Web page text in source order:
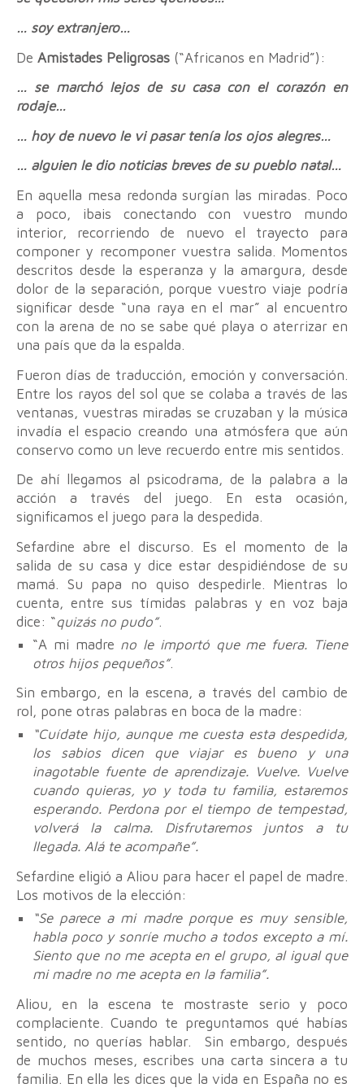
… soy extranjero…
De Amistades Peligrosas (“Africanos en Madrid”):
… se marchó lejos de su casa con el corazón en
rodaje…
… hoy de nuevo le vi pasar tenía los ojos alegres…
… alguien le dio noticias breves de su pueblo natal…
En aquella mesa redonda surgían las miradas. Poco
a poco, ibais conectando con vuestro mundo
interior, recorriendo de nuevo el trayecto para
componer y recomponer vuestra salida. Momentos
descritos desde la esperanza y la amargura, desde
dolor de la separación, porque vuestro viaje podría
significar desde “una raya en el mar” al encuentro
con la arena de no se sabe qué playa o aterrizar en
una país que da la espalda.
Fueron días de traducción, emoción y conversación.
Entre los rayos del sol que se colaba a través de las
ventanas, vuestras miradas se cruzaban y la música
invadía el espacio creando una atmósfera que aún
conservo como un leve recuerdo entre mis sentidos.
De ahí llegamos al psicodrama, de la palabra a la
acción a través del juego. En esta ocasión,
significamos el juego para la despedida.
Sefardine abre el discurso. Es el momento de la
salida de su casa y dice estar despidiéndose de su
mamá. Su papa no quiso despedirle. Mientras lo
cuenta, entre sus tímidas palabras y en voz baja
dice: “quizás no pudo”.
“A mi madre no le importó que me fuera. Tiene
otros hijos pequeños”.
Sin embargo, en la escena, a través del cambio de
rol, pone otras palabras en boca de la madre:
“Cuídate hijo, aunque me cuesta esta despedida,
los sabios dicen que viajar es bueno y una
inagotable fuente de aprendizaje. Vuelve. Vuelve
cuando quieras, yo y toda tu familia, estaremos
esperando. Perdona por el tiempo de tempestad,
volverá la calma. Disfrutaremos juntos a tu
llegada. Alá te acompañe”.
Sefardine eligió a Aliou para hacer el papel de madre.
Los motivos de la elección:
“Se parece a mi madre porque es muy sensible,
habla poco y sonríe mucho a todos excepto a mí.
Siento que no me acepta en el grupo, al igual que
mi madre no me acepta en la familia”.
Aliou, en la escena te mostraste serio y poco
complaciente. Cuando te preguntamos qué habías
sentido, no querías hablar. Sin embargo, después
de muchos meses, escribes una carta sincera a tu
familia. En ella les dices que la vida en España no es